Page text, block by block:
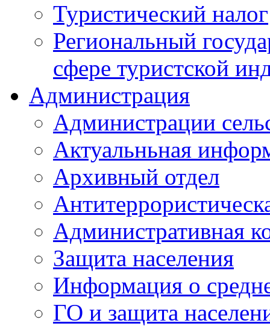
Туристический налог
Региональный
сфере туристской
Администрация
Администрации
Актуальньная
Архивный отдел
Административная
Защита населения
Информация о
ГО и защита